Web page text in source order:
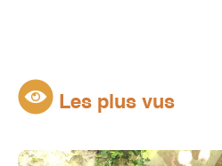
Les plus vus